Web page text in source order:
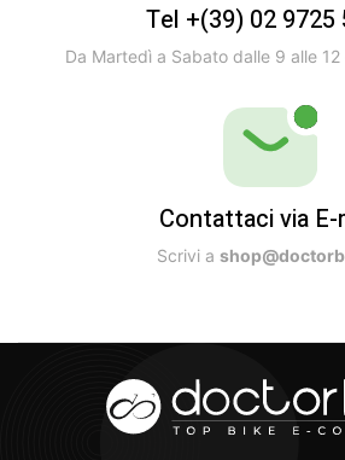
Tel +(39) 02 9725
Da Martedì a Sabato dalle 9 alle 12
Contattaci via E-
Scrivi a